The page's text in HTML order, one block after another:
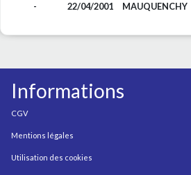
- 22/04/2001 MAUQUENCHY
Informations
CGV
Mentions légales
Utilisation des cookies